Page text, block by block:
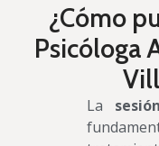
¿Cómo
Psicóloga
La